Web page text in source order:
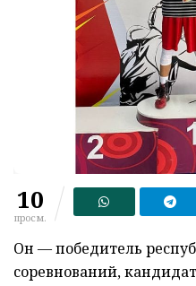
10
просм.
Он — победитель
соревнований,